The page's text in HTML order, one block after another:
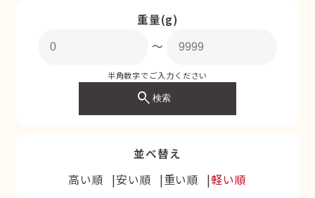
重量(g)
〜
半角数字でご入力ください
search検索
並べ替え
高い順
安い順 重い順 軽い順